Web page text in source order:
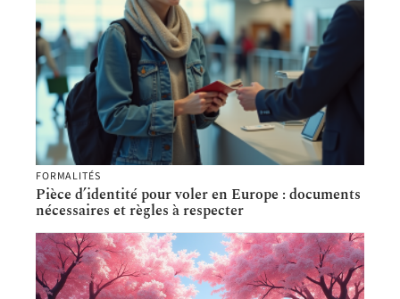
FORMALITÉS
Pièce d’identité pour voler en Europe : documents
nécessaires et règles à respecter